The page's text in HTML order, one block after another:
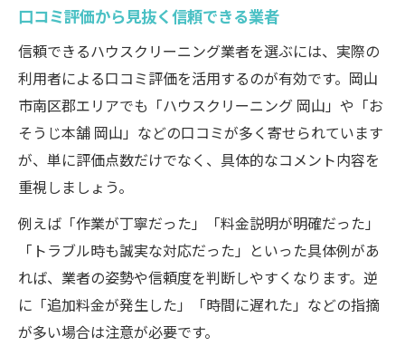
口コミ評価から見抜く信頼できる業者
信頼できるハウスクリーニング業者を選ぶには、実際の
利用者による口コミ評価を活用するのが有効です。岡山
市南区郡エリアでも「ハウスクリーニング 岡山」や「お
そうじ本舗 岡山」などの口コミが多く寄せられています
が、単に評価点数だけでなく、具体的なコメント内容を
重視しましょう。
例えば「作業が丁寧だった」「料金説明が明確だった」
「トラブル時も誠実な対応だった」といった具体例があ
れば、業者の姿勢や信頼度を判断しやすくなります。逆
に「追加料金が発生した」「時間に遅れた」などの指摘
が多い場合は注意が必要です。